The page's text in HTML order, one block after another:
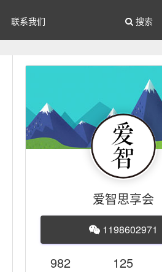
联系我们 搜索
爱智思享会
1198602971
982 125